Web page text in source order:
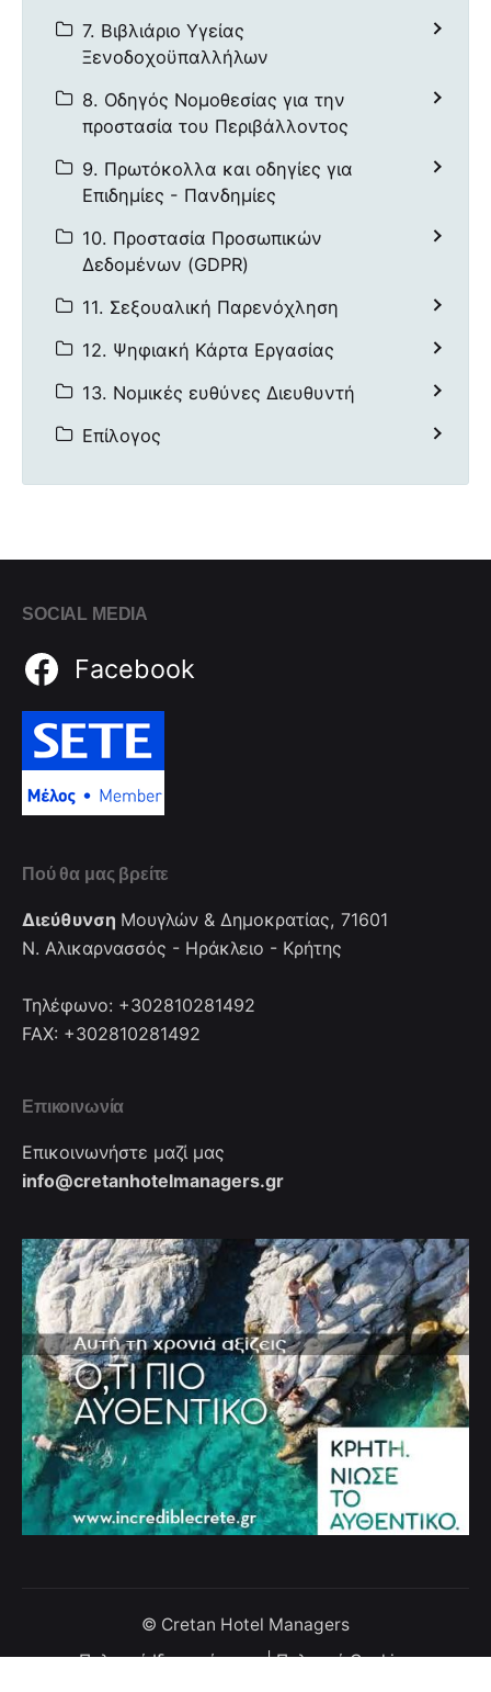
7. Βιβλιάριο Υγείας
Ξενοδοχοϋπαλλήλων
8. Οδηγός Νομοθεσίας για την
προστασία του Περιβάλλοντος
9. Πρωτόκολλα και οδηγίες για
Επιδημίες - Πανδημίες
10. Προστασία Προσωπικών
Δεδομένων (GDPR)
11. Σεξουαλική Παρενόχληση
12. Ψηφιακή Κάρτα Εργασίας
13. Νομικές ευθύνες Διευθυντή
Επίλογος
SOCIAL MEDIA
Facebook
Πού θα μας βρείτε
Διεύθυνση Μουγλών & Δημοκρατίας, 71601
Ν. Αλικαρνασσός - Ηράκλειο - Κρήτης
Τηλέφωνο: +302810281492
FAX: +302810281492
Επικοινωνία
Επικοινωνήστε μαζί μας
info@cretanhotelmanagers.gr
© Cretan Hotel Managers
Πολιτική Ιδιωτικότητας|Πολιτική Cookies